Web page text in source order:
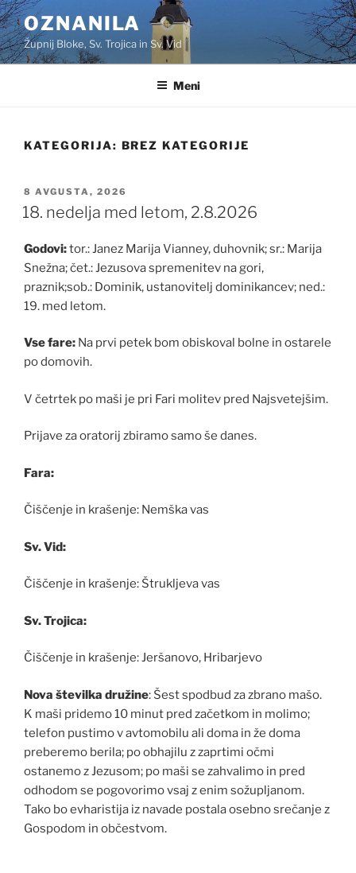
Skoči
na
vsebino
OZNANILA
Župnij Bloke, Sv. Trojica in Sv. Vid
Meni
KATEGORIJA: BREZ KATEGORIJE
OBJAVLJENO
DNE
8 AVGUSTA, 2026
18. nedelja med letom, 2.8.2026
Godovi:tor.: Janez Marija Vianney, duhovnik; sr.: Marija
Snežna; čet.: Jezusova spremenitev na gori,
praznik;sob.: Dominik, ustanovitelj dominikancev; ned.:
19. med letom.
Vse fare: Na prvi petek bom obiskoval bolne in ostarele
po domovih.
V četrtek po maši je pri Fari molitev pred Najsvetejšim.
Prijave za oratorij zbiramo samo še danes.
Fara:
Čiščenje in krašenje: Nemška vas
Sv. Vid:
Čiščenje in krašenje: Štrukljeva vas
Sv. Trojica:
Čiščenje in krašenje: Jeršanovo, Hribarjevo
Nova številka družine: Šest spodbud za zbrano mašo.
K maši pridemo 10 minut pred začetkom in molimo;
telefon pustimo v avtomobilu ali doma in že doma
preberemo berila; po obhajilu z zaprtimi očmi
ostanemo z Jezusom; po maši se zahvalimo in pred
odhodom se pogovorimo vsaj z enim sožupljanom.
Tako bo evharistija iz navade postala osebno srečanje z
Gospodom in občestvom.